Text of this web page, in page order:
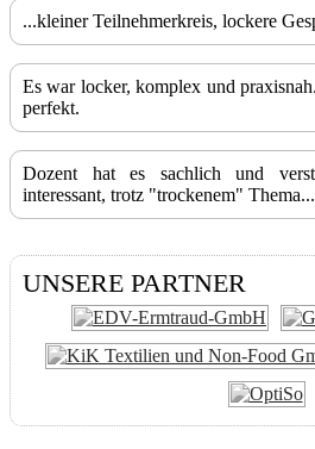
...kleiner Teilnehmerkreis, lockere
Es war locker, komplex und
perfekt.
Dozent hat es sachlich und
interessant, trotz "trockenem" Thema...
UNSERE PARTNER